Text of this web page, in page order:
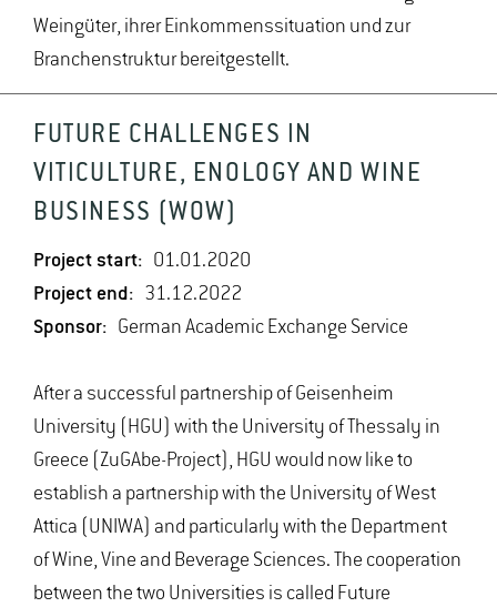
Weingüter, ihrer Einkommenssituation und zur
Branchenstruktur bereitgestellt.
FUTURE CHALLENGES IN
VITICULTURE, ENOLOGY AND WINE
BUSINESS (WOW)
Project start: 01.01.2020
Project end: 31.12.2022
Sponsor: German Academic Exchange Service
After a successful partnership of Geisenheim
University (HGU) with the University of Thessaly in
Greece (ZuGAbe-Project), HGU would now like to
establish a partnership with the University of West
Attica (UNIWA) and particularly with the Department
of Wine, Vine and Beverage Sciences. The cooperation
between the two Universities is called Future